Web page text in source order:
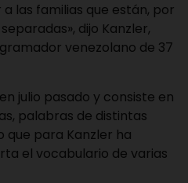
las familias que están, por
dijo Kanzler,
venezolano de 37
julio pasado y consiste en
palabras de distintas
que para Kanzler ha
el vocabulario de varias